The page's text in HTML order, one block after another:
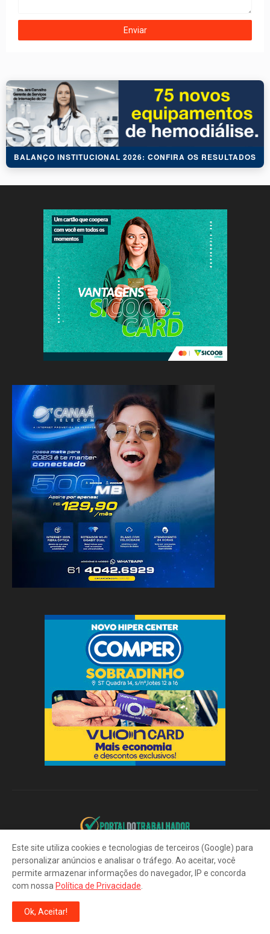
BALANÇO INSTITUCIONAL 2026: CONFIRA OS RESULTADOS
Portal do Trabalhador: CTPS Digital. Vagas de Emprego. Seguro-
Desemprego. Cadastro SINE. Cursos de Qualificação.
Este site utiliza cookies e tecnologias de terceiros (Google) para
personalizar anúncios e analisar o tráfego. Ao aceitar, você
permite armazenar informações do navegador, IP e concorda
com nossa Política de Privacidade
Ok, Aceitar!